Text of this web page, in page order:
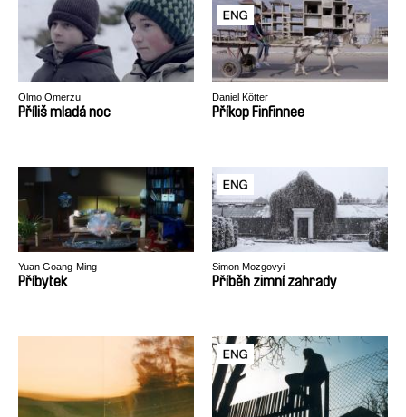
Olmo Omerzu
Příliš mladá noc
Daniel Kötter
Příkop Finfinnee
Yuan Goang-Ming
Příbytek
Simon Mozgovyi
Příběh zimní zahrady